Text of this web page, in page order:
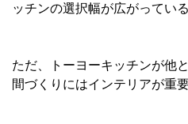
ッチンの選択幅が広がってい
ただ、トーヨーキッチンが他
間づくりにはインテリアが重要